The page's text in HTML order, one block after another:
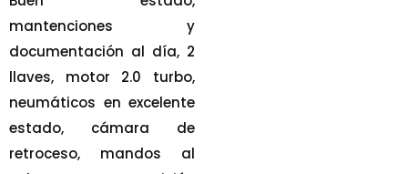
mantenciones y
documentación al día, 2
llaves, motor 2.0 turbo,
neumáticos en excelente
estado, cámara de
retroceso, mandos al